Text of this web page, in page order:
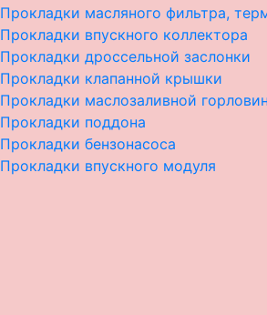
Прокладки масляного фильтра,
Прокладки впускного коллектора
Прокладки дроссельной заслонки
Прокладки клапанной крышки
Прокладки маслозаливной
Прокладки поддона
Прокладки бензонасоса
Прокладки впускного модуля